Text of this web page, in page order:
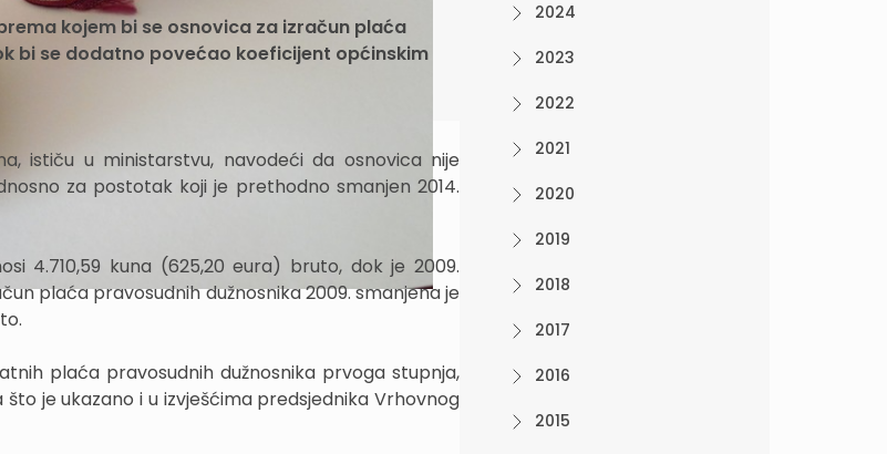
kojem bi se osnovica za izračun plaća
bi se dodatno povećao koeficijent općinskim
ističu u ministarstvu, navodeći da osnovica nije
za postotak koji je prethodno smanjen 2014.
4.710,59 kuna (625,20 eura) bruto, dok je 2009.
plaća pravosudnih dužnosnika 2009. smanjena je
plaća pravosudnih dužnosnika prvoga stupnja,
je ukazano i u izvješćima predsjednika Vrhovnog
2024
2023
2022
2021
2020
2019
2018
2017
2016
2015